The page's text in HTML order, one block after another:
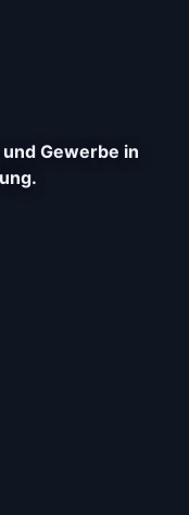
Gewerbe in